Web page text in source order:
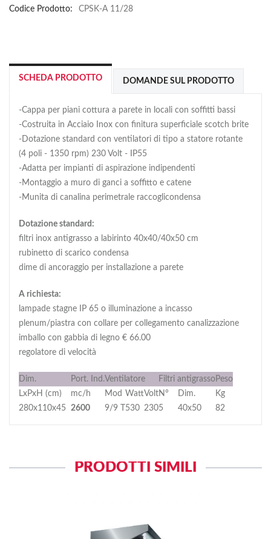
Codice Prodotto:
CPSK-A 11/28
SCHEDA PRODOTTO DOMANDE SUL PRODOTTO
-Cappa per piani cottura a parete in locali con soffitti bassi
-Costruita in Acciaio Inox con finitura superficiale scotch brite
-Dotazione standard con ventilatori di tipo a statore rotante
(4 poli - 1350 rpm) 230 Volt - IP55
-Adatta per impianti di aspirazione indipendenti
-Montaggio a muro di ganci a soffitto e catene
-Munita di canalina perimetrale raccoglicondensa
Dotazione standard:
filtri inox antigrasso a labirinto 40x40/40x50 cm
rubinetto di scarico condensa
dime di ancoraggio per installazione a parete
A richiesta:
lampade stagne IP 65 o illuminazione a incasso
plenum/piastra con collare per collegamento canalizzazione
imballo con gabbia di legno € 66.00
regolatore di velocità
Dim. Port. Ind.Ventilatore Filtri antigrasso Peso
LxPxH (cm)
mc/h Mod WattVoltN° Dim.
Kg
280x110x45 2600 9/9 T 530 2305 40x50 82
PRODOTTI SIMILI